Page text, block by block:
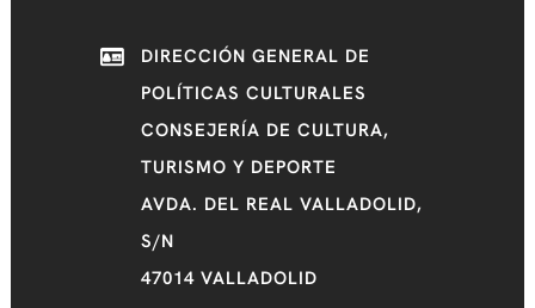
DIRECCIÓN GENERAL DE
POLÍTICAS CULTURALES
CONSEJERÍA DE CULTURA,
TURISMO Y DEPORTE
AVDA. DEL REAL VALLADOLID,
S/N
47014 VALLADOLID